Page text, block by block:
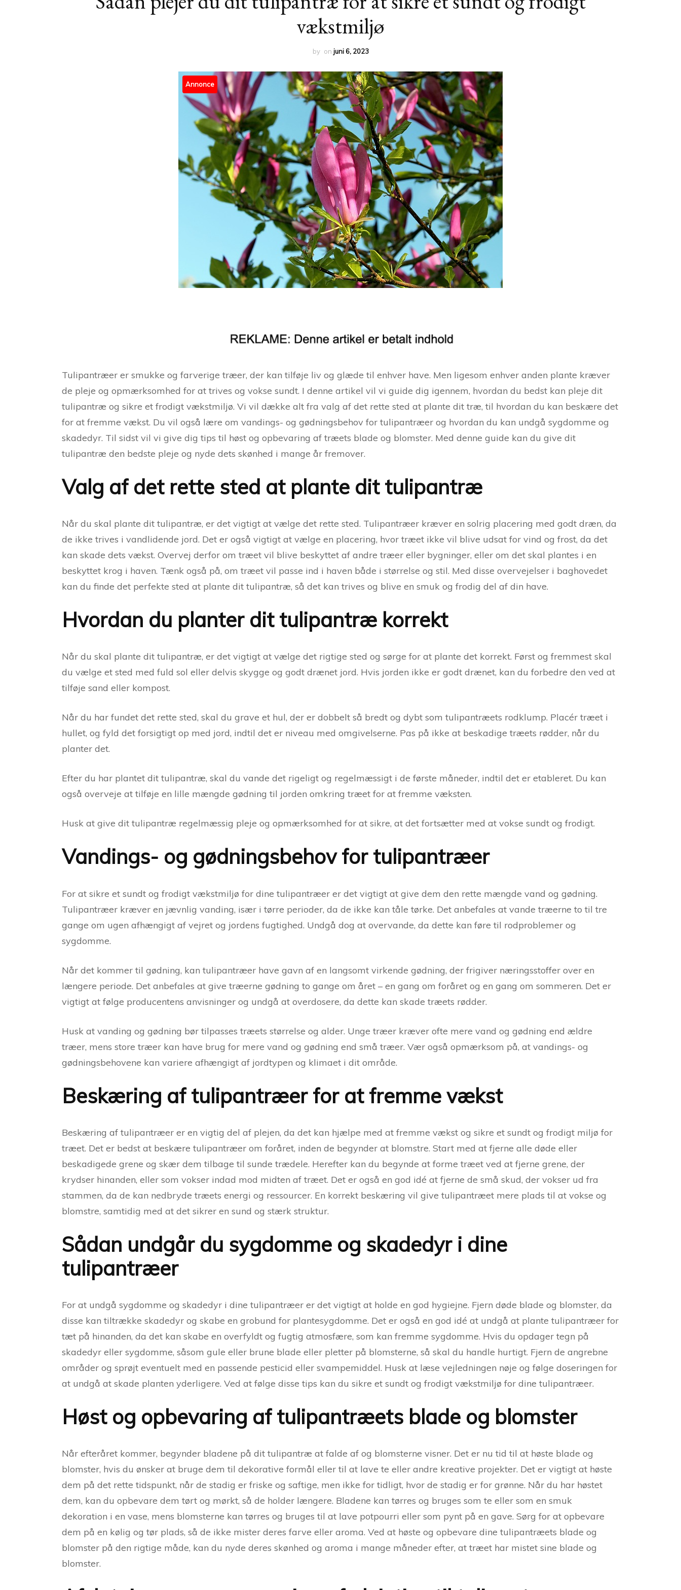
vækstmiljø
by on juni 6, 2023
Annonce
Tulipantræer er smukke og farverige træer, der kan tilføje liv og glæde til enhver have. Men ligesom enhver anden plante kræver
de pleje og opmærksomhed for at trives og vokse sundt. I denne artikel vil vi guide dig igennem, hvordan du bedst kan pleje dit
tulipantræ og sikre et frodigt vækstmiljø. Vi vil dække alt fra valg af det rette sted at plante dit træ, til hvordan du kan beskære det
for at fremme vækst. Du vil også lære om vandings- og gødningsbehov for tulipantræer og hvordan du kan undgå sygdomme og
skadedyr. Til sidst vil vi give dig tips til høst og opbevaring af træets blade og blomster. Med denne guide kan du give dit
tulipantræ den bedste pleje og nyde dets skønhed i mange år fremover.
Valg af det rette sted at plante dit tulipantræ
Når du skal plante dit tulipantræ, er det vigtigt at vælge det rette sted. Tulipantræer kræver en solrig placering med godt dræn, da
de ikke trives i vandlidende jord. Det er også vigtigt at vælge en placering, hvor træet ikke vil blive udsat for vind og frost, da det
kan skade dets vækst. Overvej derfor om træet vil blive beskyttet af andre træer eller bygninger, eller om det skal plantes i en
beskyttet krog i haven. Tænk også på, om træet vil passe ind i haven både i størrelse og stil. Med disse overvejelser i baghovedet
kan du finde det perfekte sted at plante dit tulipantræ, så det kan trives og blive en smuk og frodig del af din have.
Hvordan du planter dit tulipantræ korrekt
Når du skal plante dit tulipantræ, er det vigtigt at vælge det rigtige sted og sørge for at plante det korrekt. Først og fremmest skal
du vælge et sted med fuld sol eller delvis skygge og godt drænet jord. Hvis jorden ikke er godt drænet, kan du forbedre den ved at
tilføje sand eller kompost.
Når du har fundet det rette sted, skal du grave et hul, der er dobbelt så bredt og dybt som tulipantræets rodklump. Placér træet i
hullet, og fyld det forsigtigt op med jord, indtil det er niveau med omgivelserne. Pas på ikke at beskadige træets rødder, når du
planter det.
Efter du har plantet dit tulipantræ, skal du vande det rigeligt og regelmæssigt i de første måneder, indtil det er etableret. Du kan
også overveje at tilføje en lille mængde gødning til jorden omkring træet for at fremme væksten.
Husk at give dit tulipantræ regelmæssig pleje og opmærksomhed for at sikre, at det fortsætter med at vokse sundt og frodigt.
Vandings- og gødningsbehov for tulipantræer
For at sikre et sundt og frodigt vækstmiljø for dine tulipantræer er det vigtigt at give dem den rette mængde vand og gødning.
Tulipantræer kræver en jævnlig vanding, især i tørre perioder, da de ikke kan tåle tørke. Det anbefales at vande træerne to til tre
gange om ugen afhængigt af vejret og jordens fugtighed. Undgå dog at overvande, da dette kan føre til rodproblemer og
sygdomme.
Når det kommer til gødning, kan tulipantræer have gavn af en langsomt virkende gødning, der frigiver næringsstoffer over en
længere periode. Det anbefales at give træerne gødning to gange om året – en gang om foråret og en gang om sommeren. Det er
vigtigt at følge producentens anvisninger og undgå at overdosere, da dette kan skade træets rødder.
Husk at vanding og gødning bør tilpasses træets størrelse og alder. Unge træer kræver ofte mere vand og gødning end ældre
træer, mens store træer kan have brug for mere vand og gødning end små træer. Vær også opmærksom på, at vandings- og
gødningsbehovene kan variere afhængigt af jordtypen og klimaet i dit område.
Beskæring af tulipantræer for at fremme vækst
Beskæring af tulipantræer er en vigtig del af plejen, da det kan hjælpe med at fremme vækst og sikre et sundt og frodigt miljø for
træet. Det er bedst at beskære tulipantræer om foråret, inden de begynder at blomstre. Start med at fjerne alle døde eller
beskadigede grene og skær dem tilbage til sunde trædele. Herefter kan du begynde at forme træet ved at fjerne grene, der
krydser hinanden, eller som vokser indad mod midten af træet. Det er også en god idé at fjerne de små skud, der vokser ud fra
stammen, da de kan nedbryde træets energi og ressourcer. En korrekt beskæring vil give tulipantræet mere plads til at vokse og
blomstre, samtidig med at det sikrer en sund og stærk struktur.
Sådan undgår du sygdomme og skadedyr i dine
tulipantræer
For at undgå sygdomme og skadedyr i dine tulipantræer er det vigtigt at holde en god hygiejne. Fjern døde blade og blomster, da
disse kan tiltrække skadedyr og skabe en grobund for plantesygdomme. Det er også en god idé at undgå at plante tulipantræer for
tæt på hinanden, da det kan skabe en overfyldt og fugtig atmosfære, som kan fremme sygdomme. Hvis du opdager tegn på
skadedyr eller sygdomme, såsom gule eller brune blade eller pletter på blomsterne, så skal du handle hurtigt. Fjern de angrebne
områder og sprøjt eventuelt med en passende pesticid eller svampemiddel. Husk at læse vejledningen nøje og følge doseringen for
at undgå at skade planten yderligere. Ved at følge disse tips kan du sikre et sundt og frodigt vækstmiljø for dine tulipantræer.
Høst og opbevaring af tulipantræets blade og blomster
Når efteråret kommer, begynder bladene på dit tulipantræ at falde af og blomsterne visner. Det er nu tid til at høste blade og
blomster, hvis du ønsker at bruge dem til dekorative formål eller til at lave te eller andre kreative projekter. Det er vigtigt at høste
dem på det rette tidspunkt, når de stadig er friske og saftige, men ikke for tidligt, hvor de stadig er for grønne. Når du har høstet
dem, kan du opbevare dem tørt og mørkt, så de holder længere. Bladene kan tørres og bruges som te eller som en smuk
dekoration i en vase, mens blomsterne kan tørres og bruges til at lave potpourri eller som pynt på en gave. Sørg for at opbevare
dem på en kølig og tør plads, så de ikke mister deres farve eller aroma. Ved at høste og opbevare dine tulipantræets blade og
blomster på den rigtige måde, kan du nyde deres skønhed og aroma i mange måneder efter, at træet har mistet sine blade og
blomster.